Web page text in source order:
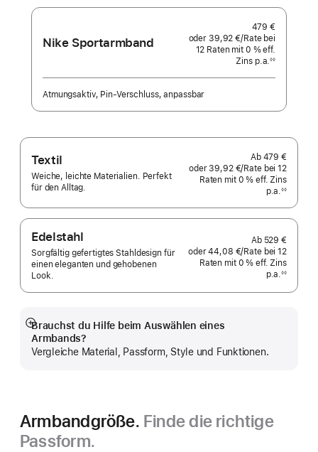
Bloom
Nike Sportarmband
479 €
oder 39,92 €/Rate pro
Rate
bei
12 RatenRaten
mit 0 % eff.
Zins p.a.eff.
◊◊
Atmungsaktiv, Pin‑Verschluss, anpassbar
Textil
Weiche, leichte Materialien. Perfekt
für den Alltag.
Ab 479 €
oder 39,92 €/Rate pro
Rate
bei 12
Raten Raten
mit 0 % eff. Zins
p.a.eff.
Zins p.a.
◊◊
Edelstahl
Sorgfältig gefertigtes Stahldesign für
einen eleganten und gehobenen
Look.
Ab 529 €
oder44,08 €/Rate pro
Rate
bei 12
Raten Raten
mit 0 % eff. Zins
p.a.eff.
Zins p.a.
◊◊
Brauchst du Hilfe beim Auswählen eines
Armbands?
Vergleiche Material, Passform, Style und Funktionen.
Mehr
anzeigen
Armbandgröße. Finde die richtige
Passform.